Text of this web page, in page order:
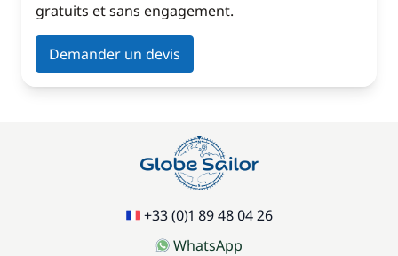
gratuits et sans engagement.
Demander un devis
+33 (0)1 89 48 04 26
WhatsApp